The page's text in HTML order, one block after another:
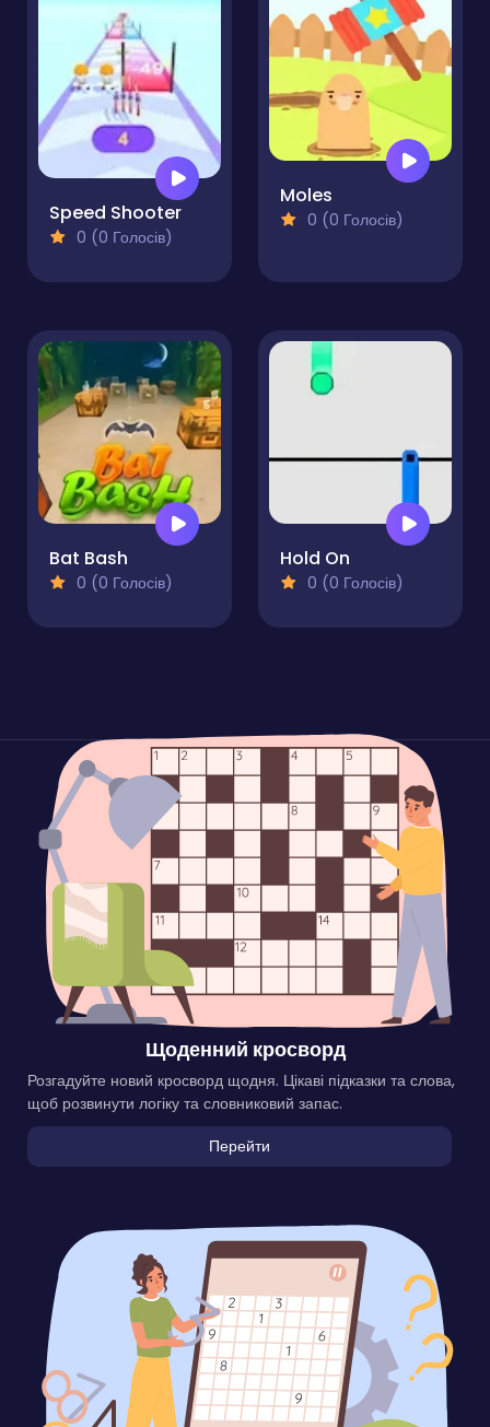
Speed Shooter
0 (0 Голосів)
Moles
0 (0 Голосів)
Bat Bash
0 (0 Голосів)
Hold On
0 (0 Голосів)
Щоденний кросворд
Розгадуйте новий кросворд щодня. Цікаві підказки та слова,
щоб розвинути логіку та словниковий запас.
Перейти